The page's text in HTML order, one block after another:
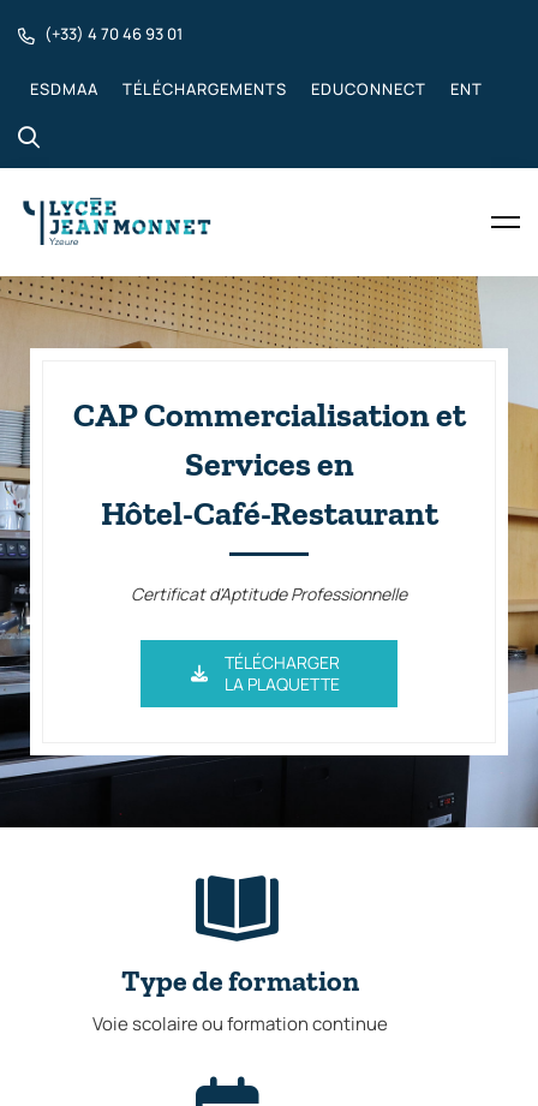
(+33) 4 70 46 93 01
ESDMAA TÉLÉCHARGEMENTS EDUCONNECT ENT
CAP Commercialisation et
Services en
Hôtel-Café-Restaurant
Certificat d'Aptitude Professionnelle
TÉLÉCHARGER
LA PLAQUETTE
Type de formation
Voie scolaire ou formation continue